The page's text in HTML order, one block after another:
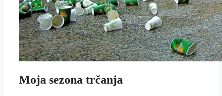
Moja sezona trčanja